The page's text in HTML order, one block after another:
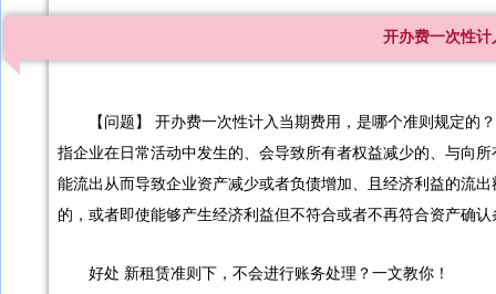
开办费一次性
【问题】 开办费一次性计入当期费用，是哪个准则规定
指企业在日常活动中发生的、会导致所有者权益减少的、与向
能流出从而导致企业资产减少或者负债增加、且经济利益的流
的，或者即使能够产生经济利益但不符合或者不再符合资产确
好处 新租赁准则下，不会进行账务处理？一文教你！